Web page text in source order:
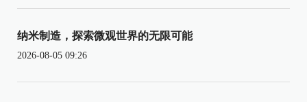
纳米制造，探索微观世界的无限可能
2026-08-05 09:26